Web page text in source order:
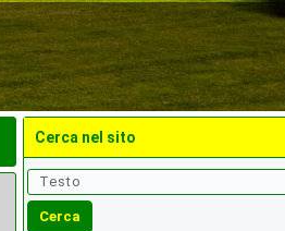
Cerca nel sito